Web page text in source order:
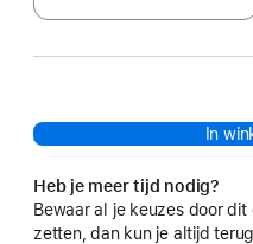
In
Heb je meer tijd nodig?
Bewaar al je keuzes door
zetten, dan kun je altijd